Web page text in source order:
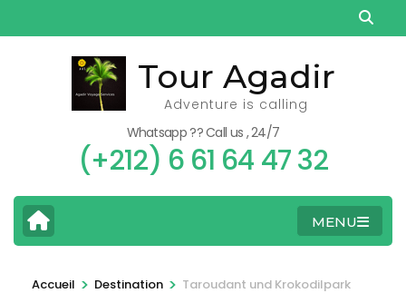
au
Tour Agadir
Adventure is calling
Whatsapp ?? Call us , 24/7
(+212) 6 61 64 47 32
MENU
Accueil > Destination > Taroudant und Krokodilpark